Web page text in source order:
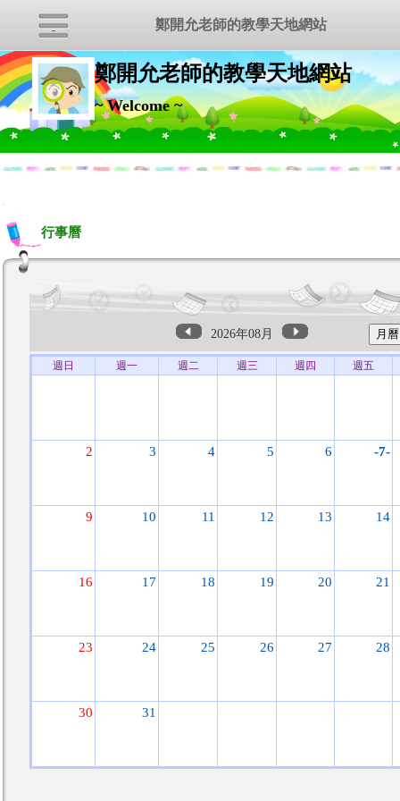
鄭開允老師的教學天地網站
~ Welcome ~
:::
行事曆
2026年08月
週日 週一 週二 週三 週四 週五
2 3 4 5 6 -7-
9 10 11 12 13 14
16 17 18 19 20 21
23 24 25 26 27 28
30 31
鄭開允老師的教學天地網站